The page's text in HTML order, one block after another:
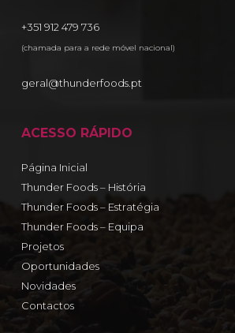
+351 912 479 736
(chamada para a rede móvel nacional)
geral@thunderfoods.pt
ACESSO RÁPIDO
Página Inicial
Thunder Foods – História
Thunder Foods – Estratégia
Thunder Foods – Equipa
Projetos
Oportunidades
Novidades
Contactos